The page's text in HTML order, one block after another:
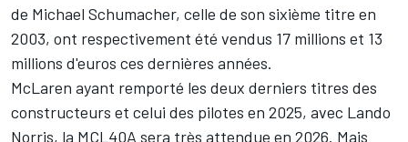
de Michael Schumacher, celle de son sixième titre en
2003, ont respectivement été vendus 17 millions et 13
millions d'euros ces dernières années.
McLaren ayant remporté les deux derniers titres des
constructeurs et celui des pilotes en 2025, avec Lando
Norris, la MCL40A sera très attendue en 2026. Mais